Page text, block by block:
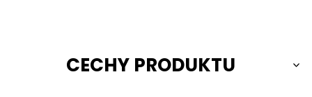
CECHY PRODUKTU